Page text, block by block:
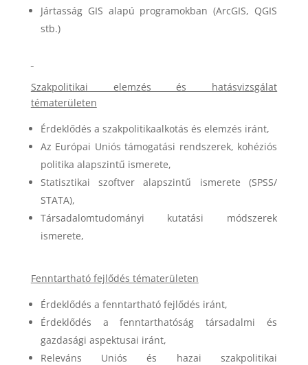
Jártasság GIS alapú programokban (ArcGIS, QGIS
stb.)
Szakpolitikai elemzés és hatásvizsgálat
tématerületen
Érdeklődés a szakpolitikaalkotás és elemzés iránt,
Az Európai Uniós támogatási rendszerek, kohéziós
politika alapszintű ismerete,
Statisztikai szoftver alapszintű ismerete (SPSS/
STATA),
Társadalomtudományi kutatási módszerek
ismerete,
Fenntartható fejlődés tématerületen
Érdeklődés a fenntartható fejlődés iránt,
Érdeklődés a fenntarthatóság társadalmi és
gazdasági aspektusai iránt,
Releváns Uniós és hazai szakpolitikai